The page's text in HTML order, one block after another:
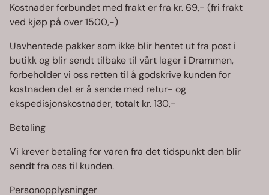
Kostnader forbundet med frakt er fra kr. 69,- (fri frakt
ved kjøp på over 1500,-)
Uavhentede pakker som ikke blir hentet ut fra post i
butikk og blir sendt tilbake til vårt lager i Drammen,
forbeholder vi oss retten til å godskrive kunden for
kostnaden det er å sende med retur- og
ekspedisjonskostnader, totalt kr. 130,-
Betaling
Vi krever betaling for varen fra det tidspunkt den blir
sendt fra oss til kunden.
Personopplysninger